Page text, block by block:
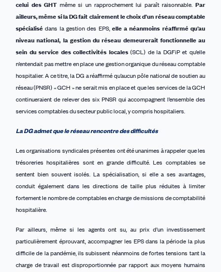
celui des GHT même si un rapprochement lui paraît raisonnable.Par
ailleurs, même si la DG fait clairement le choix d’un réseau comptable
spécialisé dans la gestion des EPS, elle a néanmoins réaffirmé qu’au
niveau national, la gestion du réseau demeurerait fonctionnelle au
sein du service des collectivités locales(SCL) de la DGFiP et qu’elle
n’entendait pas mettre en place une gestion organique du réseau comptable
hospitalier. A ce titre, la DG a réaffirmé qu’aucun pôle national de soutien au
réseau (PNSR) « GCH » ne serait mis en place et que les services de la GCH
continueraient de relever des six PNSR qui accompagnent l’ensemble des
services comptables du secteur public local, y compris hospitaliers.
La DG admet que le réseau rencontre des difficultés
Les organisations syndicales présentes ont été unanimes à rappeler que les
trésoreries hospitalières sont en grande difficulté. Les comptables se
sentent bien souvent isolés. La spécialisation, si elle a ses avantages,
conduit également dans les directions de taille plus réduites à limiter
fortement le nombre de comptables en charge de missions de comptabilité
hospitalière.
Par ailleurs, même si les agents ont su, au prix d’un investissement
particulièrement éprouvant, accompagner les EPS dans la période la plus
difficile de la pandémie, ils subissent néanmoins de fortes tensions tant la
charge de travail est disproportionnée par rapport aux moyens humains